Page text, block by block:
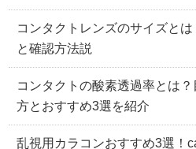
コンタクトレンズのサイズと
と確認方法説
コンタクトの酸素透過率とは
方とおすすめ3選を紹介
乱視用カラコンおすすめ3選！